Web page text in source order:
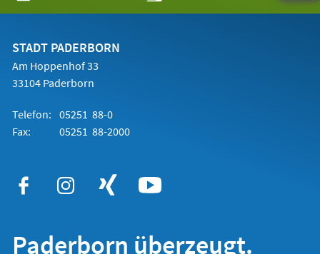
in
einem
STADT PADERBORN
Am Hoppenhof 33
33104 Paderborn
Telefon: 05251 88-0
Fax:
05251 88-2000
Paderborn überzeugt.